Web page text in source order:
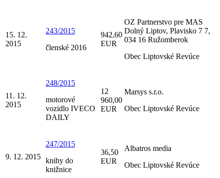
15. 12.
2015
243/2015
členské 2016
942,60
EUR
OZ Partnerstvo pre MAS
Dolný Liptov, Plavisko 7 7,
034 16 Ružomberok
Obec Liptovské Revúce
11. 12.
2015
248/2015
motorové
vozidlo IVECO
DAILY
12
960,00
EUR
Marsys s.r.o.
Obec Liptovské Revúce
9. 12. 2015
247/2015
knihy do
knižnice
36,50
EUR
Albatros media
Obec Liptovské Revúce